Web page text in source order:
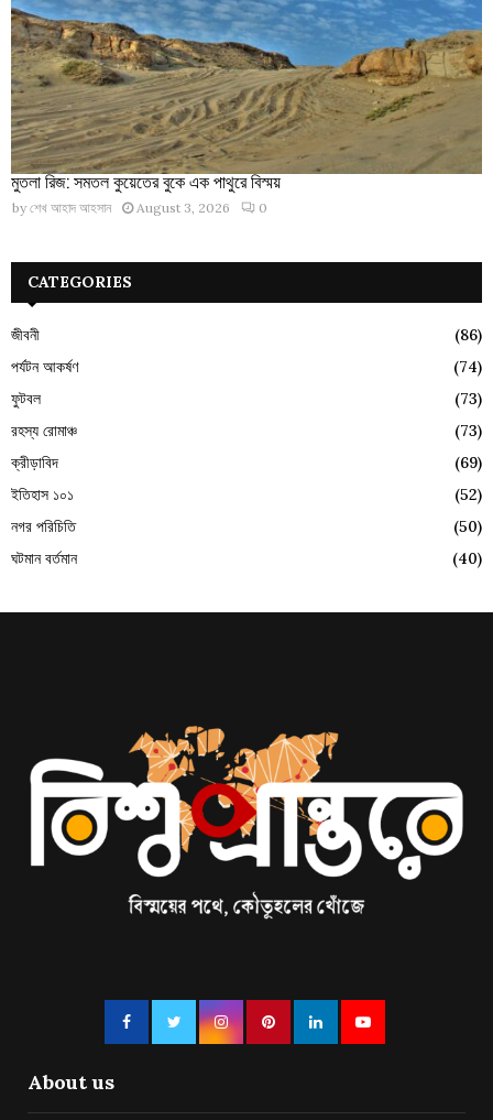
মুতলা রিজ: সমতল কুয়েতের বুকে এক পাথুরে বিস্ময়
by শেখ আহাদ আহসান August 3, 2026 0
CATEGORIES
জীবনী
(86)
পর্যটন আকর্ষণ
(74)
ফুটবল
(73)
রহস্য রোমাঞ্চ
(73)
ক্রীড়াবিদ
(69)
ইতিহাস ১০১
(52)
নগর পরিচিতি
(50)
ঘটমান বর্তমান
(40)
About us